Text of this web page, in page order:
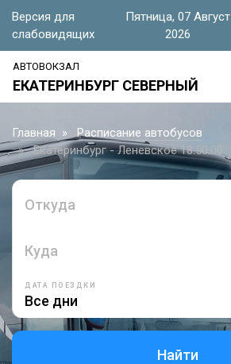
Версия для
слабовидящих
Пятница, 07 Август
2026
АВТОВОКЗАЛ
ЕКАТЕРИНБУРГ СЕВЕРНЫЙ
Главная
Расписание автобусов
Екатеринбург - Леневское 18:50:00
Откуда
Куда
ДАТА ПОЕЗДКИ
Найти